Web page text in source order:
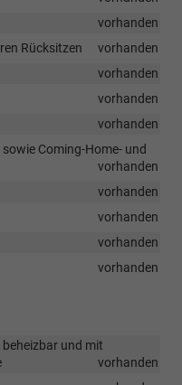
vorhanden
Rücksitzen
vorhanden
vorhanden
vorhanden
vorhanden
Coming-Home- und
vorhanden
vorhanden
vorhanden
vorhanden
vorhanden
und mit
vorhanden